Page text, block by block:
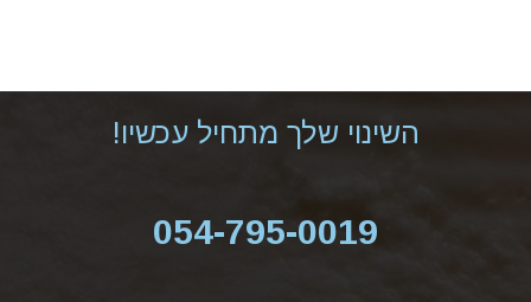
השינוי שלך מתחיל עכשיו!
054-795-0019